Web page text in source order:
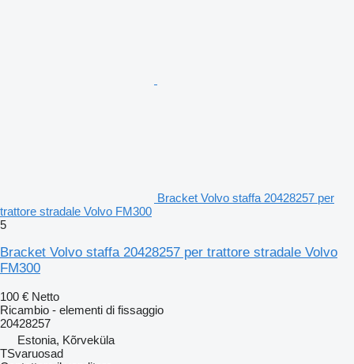
Bracket Volvo staffa 20428257 per
trattore stradale Volvo FM300
5
Bracket Volvo staffa 20428257 per trattore stradale Volvo
FM300
100 € Netto
Ricambio - elementi di fissaggio
20428257
Estonia, Kõrveküla
TSvaruosad